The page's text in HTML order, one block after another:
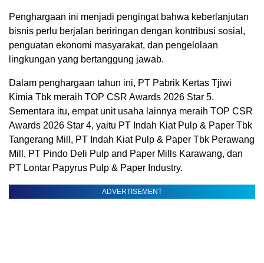
Penghargaan ini menjadi pengingat bahwa keberlanjutan
bisnis perlu berjalan beriringan dengan kontribusi sosial,
penguatan ekonomi masyarakat, dan pengelolaan
lingkungan yang bertanggung jawab.
Dalam penghargaan tahun ini, PT Pabrik Kertas Tjiwi
Kimia Tbk meraih TOP CSR Awards 2026 Star 5.
Sementara itu, empat unit usaha lainnya meraih TOP CSR
Awards 2026 Star 4, yaitu PT Indah Kiat Pulp & Paper Tbk
Tangerang Mill, PT Indah Kiat Pulp & Paper Tbk Perawang
Mill, PT Pindo Deli Pulp and Paper Mills Karawang, dan
PT Lontar Papyrus Pulp & Paper Industry.
ADVERTISEMENT